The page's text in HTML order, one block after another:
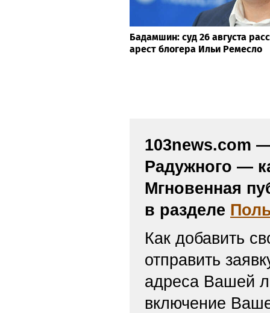
Бадамшин: суд 26 августа
арест блогера Ильи Ремесло
103news.com
Радужного —
Мгновенная
в разделе
Как добавить
отправить
адреса Вашей
включение